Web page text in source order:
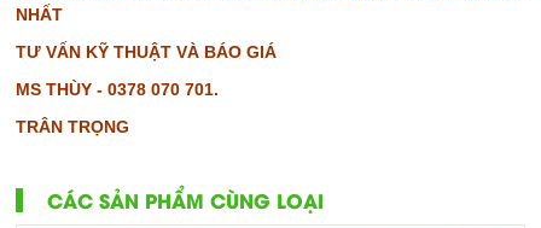
NHẤT
TƯ VẤN KỸ THUẬT VÀ BÁO GIÁ
MS THÙY - 0378 070 701.
TRÂN TRỌNG
CÁC SẢN PHẨM CÙNG LOẠI